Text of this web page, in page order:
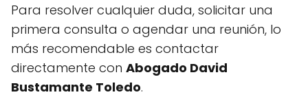
Para resolver cualquier duda, solicitar una
primera consulta o agendar una reunión, lo
más recomendable es contactar
directamente con Abogado David
Bustamante Toledo.